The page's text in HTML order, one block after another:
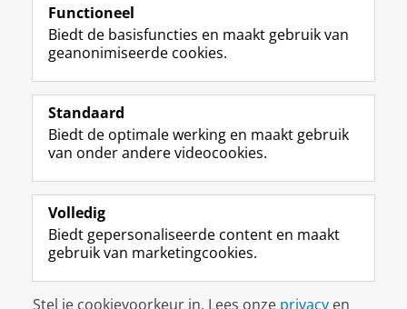
Volg de RUG
F
a
e
b
o
p
a
i
n
L
i
k
e
I
-
p
g
i
R
S
-
f
e
R
k
s
I
n
t
r
m
c
c
Y
o
T
e
k
a
a
Studiekiezers
Alumni
Over ons
Disclaimer & Copyright
Functioneel
Biedt de basisfuncties en maakt gebruik van
geanonimiseerde cookies.
Standaard
Biedt de optimale werking en maakt gebruik
van onder andere videocookies.
Volledig
Biedt gepersonaliseerde content en maakt
gebruik van marketingcookies.
Stel je cookievoorkeur in. Lees onze privacy en